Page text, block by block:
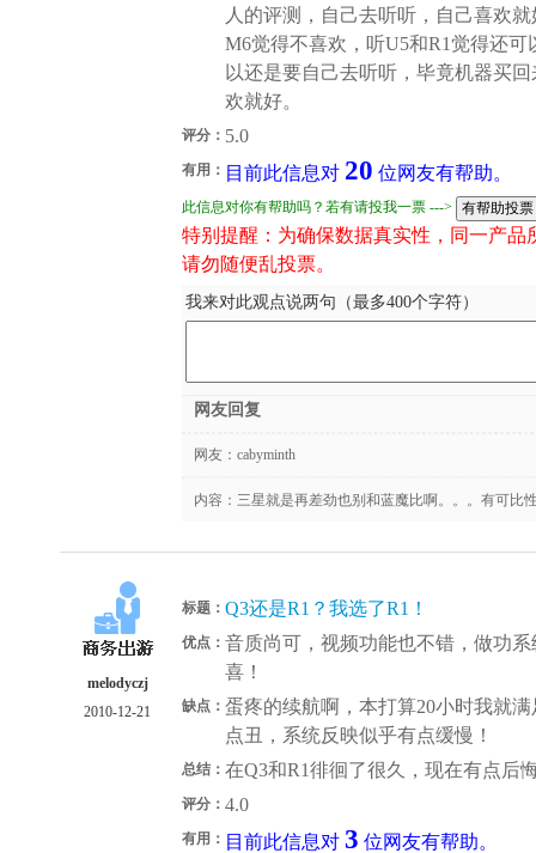
人的评测，自己去听听，自己喜欢
M6觉得不喜欢，听U5和R1觉得还
以还是要自己去听听，毕竟机器买
欢就好。
评分： 5.0
有用： 目前此信息对 20 位网友有帮助。
此信息对你有帮助吗？若有请投我一票 --->
特别提醒：为确保数据真实性，同一产
请勿随便乱投票。
我来对此观点说两句（最多400个字符）
网友回复
网友： cabyminth
内容：三星就是再差劲也别和蓝魔比啊。。。有可比
melodyczj
2010-12-21
标题： Q3还是R1？我选了R1！
优点： 音质尚可，视频功能也不错，做功
喜！
缺点： 蛋疼的续航啊，本打算20小时我就
点丑，系统反映似乎有点缓慢！
总结： 在Q3和R1徘徊了很久，现在有点后
评分： 4.0
有用： 目前此信息对 3 位网友有帮助。